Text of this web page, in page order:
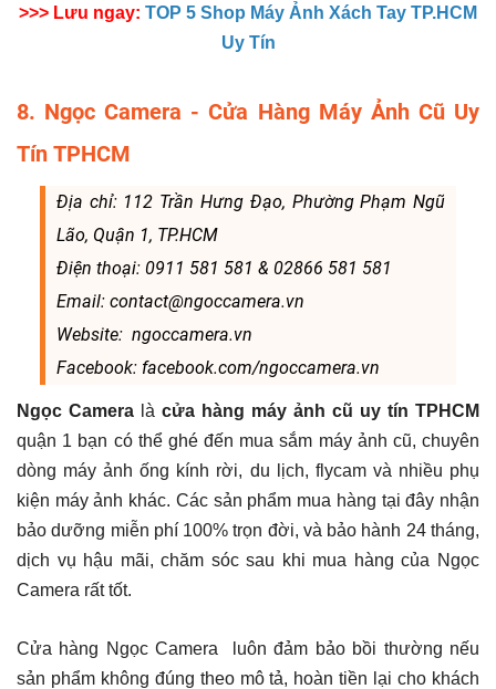
>>> Lưu ngay: TOP 5 Shop Máy Ảnh Xách Tay TP.HCM
Uy Tín
8. Ngọc Camera - Cửa Hàng Máy Ảnh Cũ Uy
Tín TPHCM
Địa chỉ: 112 Trần Hưng Đạo, Phường Phạm Ngũ
Lão, Quận 1, TP.HCM
Điện thoại: 0911 581 581 & 02866 581 581
Email: contact@ngoccamera.vn
Website: ngoccamera.vn
Facebook: facebook.com/ngoccamera.vn
Ngọc Camera là cửa hàng máy ảnh cũ uy tín TPHCM
quận 1 bạn có thể ghé đến mua sắm máy ảnh cũ, chuyên
dòng máy ảnh ống kính rời, du lịch, flycam và nhiều phụ
kiện máy ảnh khác. Các sản phẩm mua hàng tại đây nhận
bảo dưỡng miễn phí 100% trọn đời, và bảo hành 24 tháng,
dịch vụ hậu mãi, chăm sóc sau khi mua hàng của Ngọc
Camera rất tốt.
Cửa hàng Ngọc Camera luôn đảm bảo bồi thường nếu
sản phẩm không đúng theo mô tả, hoàn tiền lại cho khách